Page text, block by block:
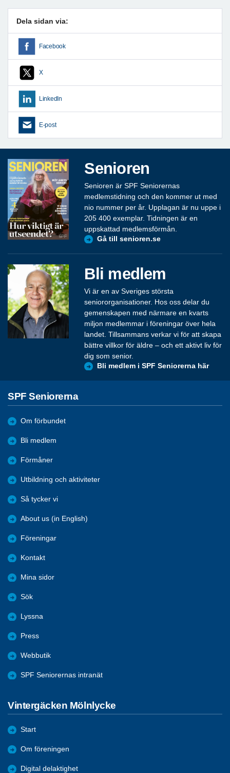
Dela sidan via:
Facebook
X
LinkedIn
E-post
Senioren
Senioren är SPF Seniorernas
medlemstidning och den kommer ut med
nio nummer per år. Upplagan är nu uppe i
205 400 exemplar. Tidningen är en
uppskattad medlemsförmån.
Gå till senioren.se
Bli medlem
Vi är en av Sveriges största
seniororganisationer. Hos oss delar du
gemenskapen med närmare en kvarts
miljon medlemmar i föreningar över hela
landet. Tillsammans verkar vi för att skapa
bättre villkor för äldre – och ett aktivt liv för
dig som senior.
Bli medlem i SPF Seniorerna här
SPF Seniorerna
Om förbundet
Bli medlem
Förmåner
Utbildning och aktiviteter
Så tycker vi
About us (in English)
Föreningar
Kontakt
Mina sidor
Sök
Lyssna
Press
Webbutik
SPF Seniorernas intranät
Vintergäcken Mölnlycke
Start
Om föreningen
Digital delaktighet